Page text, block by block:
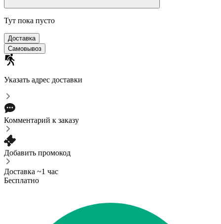
Тут пока пусто
Доставка
Самовывоз
Указать адрес доставки
Комментарий к заказу
Добавить промокод
Доставка ~1 час
Бесплатно